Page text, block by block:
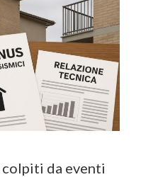
da eventi